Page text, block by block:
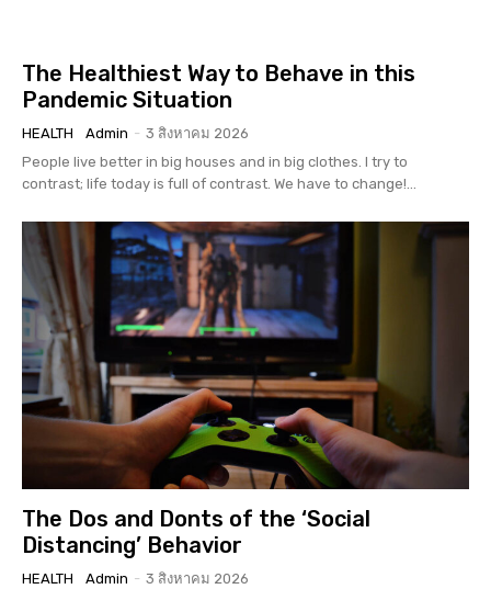
The Healthiest Way to Behave in this
Pandemic Situation
HEALTH Admin - 3 สิงหาคม 2026
People live better in big houses and in big clothes. I try to
contrast; life today is full of contrast. We have to change!...
The Dos and Donts of the ‘Social
Distancing’ Behavior
HEALTH Admin - 3 สิงหาคม 2026